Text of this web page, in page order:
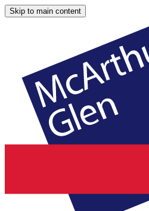
Skip to main content